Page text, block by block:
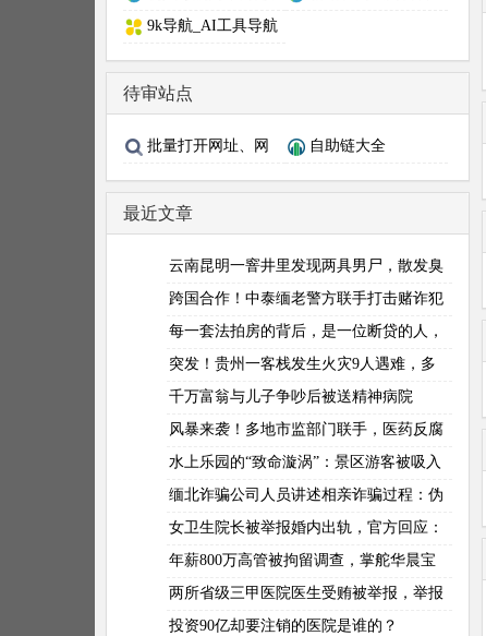
收录网站
录-最懂你的导航网站
9k导航_AI工具导航
科技网址导航
待审站点
批量打开网址、网
接批量打开工具，如何
批量一键快速打开多个
自助链大全
最近文章
云南昆明一窨井里发现两具男尸，散发臭
味，警方进一步调查
跨国合作！中泰缅老警方联手打击赌诈犯
罪
每一套法拍房的背后，是一位断贷的人，
是一个断供的家庭
突发！贵州一客栈发生火灾9人遇难，多
人睡梦中死去？真相待揭秘
千万富翁与儿子争吵后被送精神病院
风暴来袭！多地市监部门联手，医药反腐
行动在升级！
水上乐园的“致命漩涡”：景区游客被吸入
排水口身亡引发社会关注
缅北诈骗公司人员讲述相亲诈骗过程：伪
装成功人士挑30岁左右有编制人员下手，
女卫生院长被举报婚内出轨，官方回应：
属实，已免去其院长职务
年薪800万高管被拘留调查，掌舵华晨宝
马近20年，刚被证监会罚过
两所省级三甲医院医生受贿被举报，举报
信贴在门诊口，丢人丢到家
投资90亿却要注销的医院是谁的？